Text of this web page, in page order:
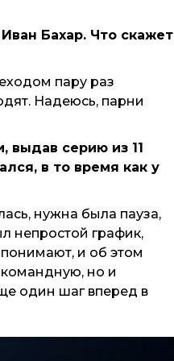
Бахар. Что
пару раз
Надеюсь, парни
выдав серию из 11
в то время как у
нужна была пауза,
непростой график,
и об этом
командную, но и
один шаг вперед в